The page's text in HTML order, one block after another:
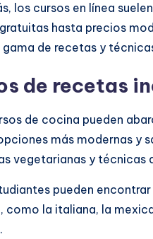
los cursos en línea
hasta precios
gama de recetas y
de recetas
de cocina pueden
más modernas y
vegetarianas y técnicas
pueden
como la italiana, la